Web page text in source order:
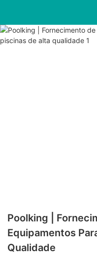
Poolking |
Equipamentos
Qualidade